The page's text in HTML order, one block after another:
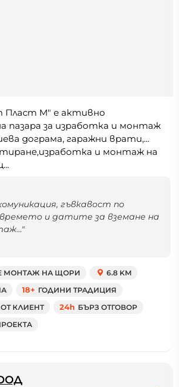
М" е активно
пазара за изработка и монтаж
дограма, гаражни врати,...
и монтаж на
гъвкавост по
и датите за вземане на
МОНТАЖ НА ЩОРИ
6.8 KM
18+ ГОДИНИ ТРАДИЦИЯ
КЛИЕНТ 24h БЪРЗ ОТГОВОР